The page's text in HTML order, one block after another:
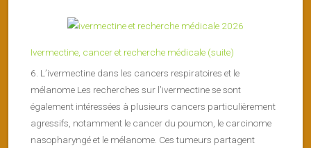
Ivermectine, cancer et recherche médicale (suite)
6. L’ivermectine dans les cancers respiratoires et le
mélanome Les recherches sur l’ivermectine se sont
également intéressées à plusieurs cancers particulièrement
agressifs, notamment le cancer du poumon, le carcinome
nasopharyngé et le mélanome. Ces tumeurs partagent